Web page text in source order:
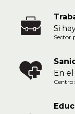
Si
Sector
En
Centro